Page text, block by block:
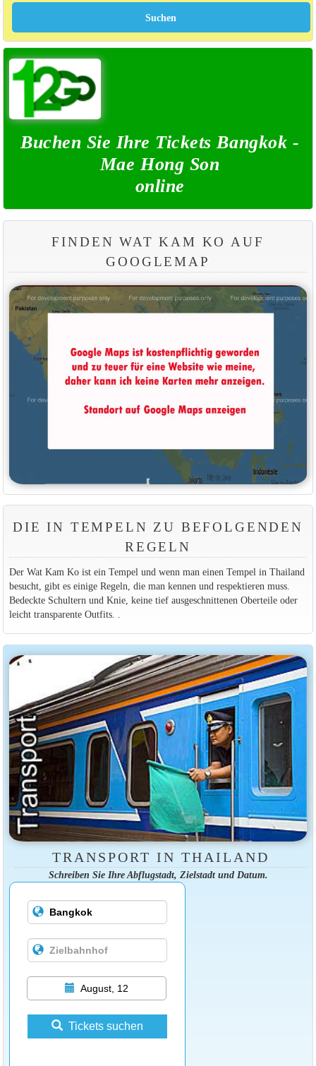
Buchen Sie Ihre Tickets Bangkok -
Mae Hong Son
online
FINDEN WAT KAM KO AUF
GOOGLEMAP
DIE IN TEMPELN ZU BEFOLGENDEN
REGELN
Der Wat Kam Ko ist ein Tempel und wenn man einen Tempel in Thailand
besucht, gibt es einige Regeln, die man kennen und respektieren muss.
Bedeckte Schultern und Knie, keine tief ausgeschnittenen Oberteile oder
leicht transparente Outfits. .
TRANSPORT IN THAILAND
Schreiben Sie Ihre Abflugstadt, Zielstadt und Datum.
August, 12
Tickets suchen